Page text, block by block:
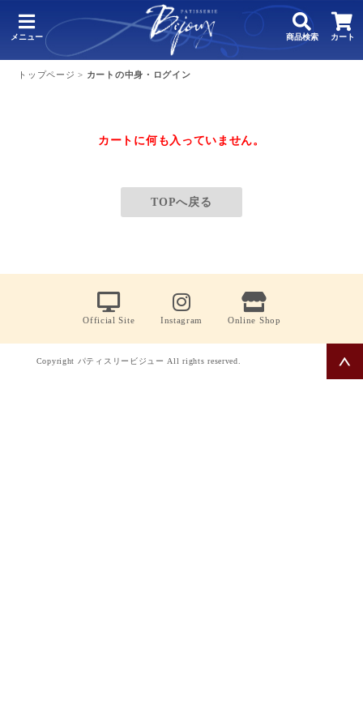
メニュー 商品検索 カート
トップページ > カートの中身・ログイン
カートに何も入っていません。
TOPへ戻る
Official Site Instagram Online Shop
Copyright パティスリービジュー All rights reserved.